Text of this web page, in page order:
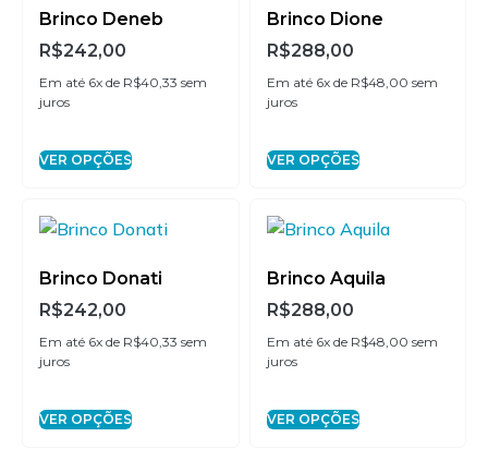
5x deR$30,40 R$ 152,00
6x de R$25,33sem
R$151,98
Brinco Deneb
R$242,00
Em até 6x de R$40,33 sem
juros
VER OPÇÕES
Brinco Dione
R$288,00
Em até 6x de R$48,00 sem
juros
VER OPÇÕES
Brinco Donati
R$242,00
Em até 6x de R$40,33 sem
juros
VER OPÇÕES
Brinco Aquila
R$288,00
Em até 6x de R$48,00 sem
juros
VER OPÇÕES